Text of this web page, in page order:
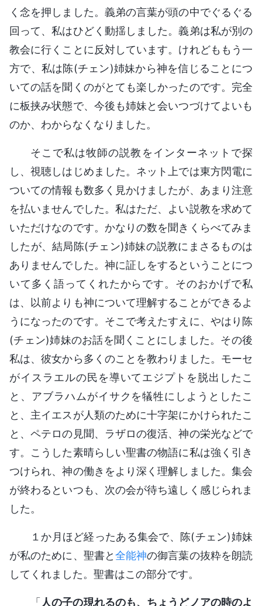
く念を押しました。義弟の言葉が頭の中でぐるぐる
回って、私はひどく動揺しました。義弟は私が別の
教会に行くことに反対しています。けれどももう一
方で、私は陈(チェン)姉妹から神を信じることにつ
いての話を聞くのがとても楽しかったのです。完全
に板挟み状態で、今後も姉妹と会いつづけてよいも
のか、わからなくなりました。
そこで私は牧師の説教をインターネットで探
し、視聴しはじめました。ネット上では東方閃電に
ついての情報も数多く見かけましたが、あまり注意
を払いませんでした。私はただ、よい説教を求めて
いただけなのです。かなりの数を聞きくらべてみま
したが、結局陈(チェン)姉妹の説教にまさるものは
ありませんでした。神に証しをするということにつ
いて多く語ってくれたからです。そのおかげで私
は、以前よりも神について理解することができるよ
うになったのです。そこで考えたすえに、やはり陈
(チェン)姉妹のお話を聞くことにしました。その後
私は、彼女から多くのことを教わりました。モーセ
がイスラエルの民を導いてエジプトを脱出したこ
と、アブラハムがイサクを犠牲にしようとしたこ
と、主イエスが人類のために十字架にかけられたこ
と、ペテロの見聞、ラザロの復活、神の栄光などで
す。こうした素晴らしい聖書の物語に私は強く引き
つけられ、神の働きをより深く理解しました。集会
が終わるといつも、次の会が待ち遠しく感じられま
した。
１か月ほど経ったある集会で、陈(チェン)姉妹
が私のために、聖書と全能神の御言葉の抜粋を朗読
してくれました。聖書はこの部分です。
「人の子の現れるのも、ちょうどノアの時のよ